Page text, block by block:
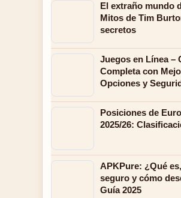
El extraño mundo
Mitos de Tim
secretos
Juegos en Línea –
Completa con
Opciones y
Posiciones de
2025/26:
APKPure: ¿Qué
seguro y cómo
Guía 2025